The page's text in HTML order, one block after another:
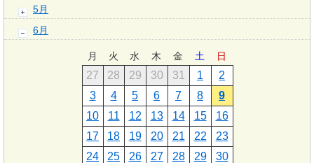
5月
6月
月 火 水 木 金 土 日
27 28 29 30 31 1
2
3
4 5 6 7 8
9
10
11 12 13 14 15
16
17
18 19 20 21 22
23
24
25 26 27 28 29
30